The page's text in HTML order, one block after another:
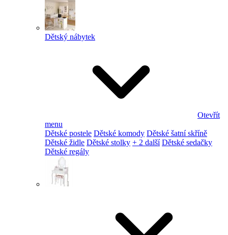
Dětský nábytek
Otevřít
menu
Dětské postele Dětské komody Dětské šatní skříně
Dětské židle Dětské stolky + 2 další Dětské sedačky
Dětské regály